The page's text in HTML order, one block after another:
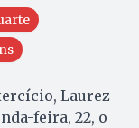
Laurez
feira, 22, o